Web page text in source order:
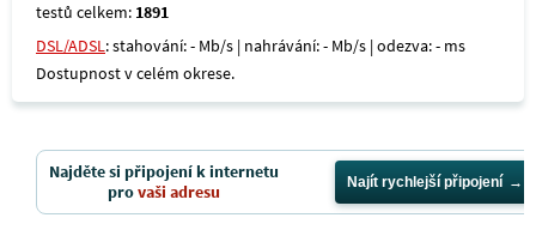
testů celkem: 1891
DSL/ADSL: stahování: - Mb/s | nahrávání: - Mb/s | odezva: - ms
Dostupnost v celém okrese.
Najděte si připojení k internetu
provaši adresu Najít rychlejší připojení